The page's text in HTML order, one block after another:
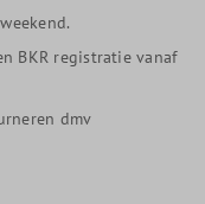
BKR registratie vanaf
dmv